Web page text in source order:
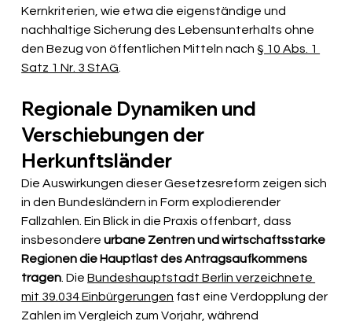
Kernkriterien, wie etwa die eigenständige und
nachhaltige Sicherung des Lebensunterhalts ohne
den Bezug von öffentlichen Mitteln nach § 10 Abs. 1
Satz 1 Nr. 3 StAG
Regionale Dynamiken und
Verschiebungen der
Herkunftsländer
Die Auswirkungen dieser Gesetzesreform zeigen sich
in den Bundesländern in Form explodierender
Fallzahlen. Ein Blick in die Praxis offenbart, dass
insbesondere urbane Zentren und wirtschaftsstarke
Regionen die Hauptlast des Antragsaufkommens
tragen . Die Bundeshauptstadt Berlin verzeichnete
mit 39.034 Einbürgerungen fast eine Verdopplung der
Zahlen im Vergleich zum Vorjahr, während